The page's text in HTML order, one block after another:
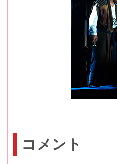
コメント